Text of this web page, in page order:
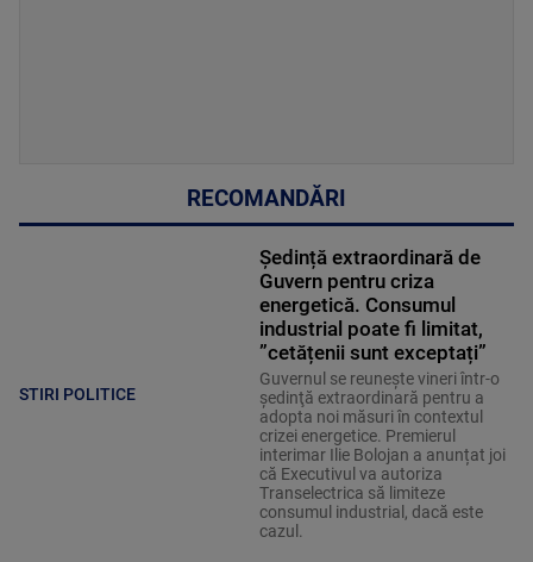
RECOMANDĂRI
STIRI POLITICE
Ședință extraordinară de
Guvern pentru criza
energetică. Consumul
industrial poate fi limitat,
”cetățenii sunt exceptați”
Guvernul se reuneşte vineri într-o
şedinţă extraordinară pentru a
adopta noi măsuri în contextul
crizei energetice. Premierul
interimar Ilie Bolojan a anunțat joi
că Executivul va autoriza
Transelectrica să limiteze
consumul industrial, dacă este
cazul.